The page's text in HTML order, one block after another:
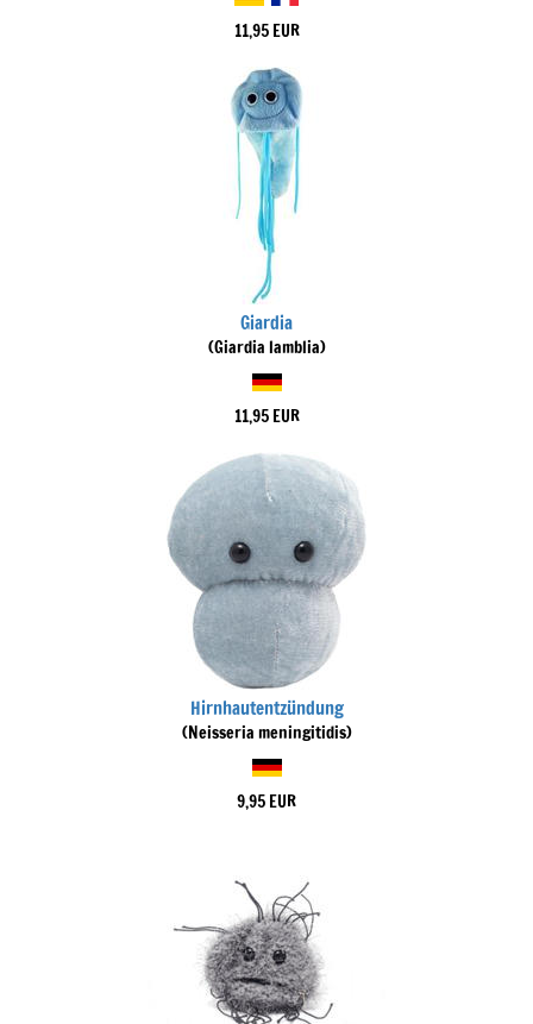
11,95 EUR
Giardia
(Giardia lamblia)
11,95 EUR
Hirnhautentzündung
(Neisseria meningitidis)
9,95 EUR